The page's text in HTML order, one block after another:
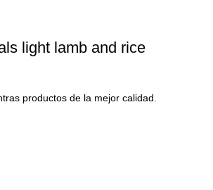
light lamb and rice
productos de la mejor calidad.